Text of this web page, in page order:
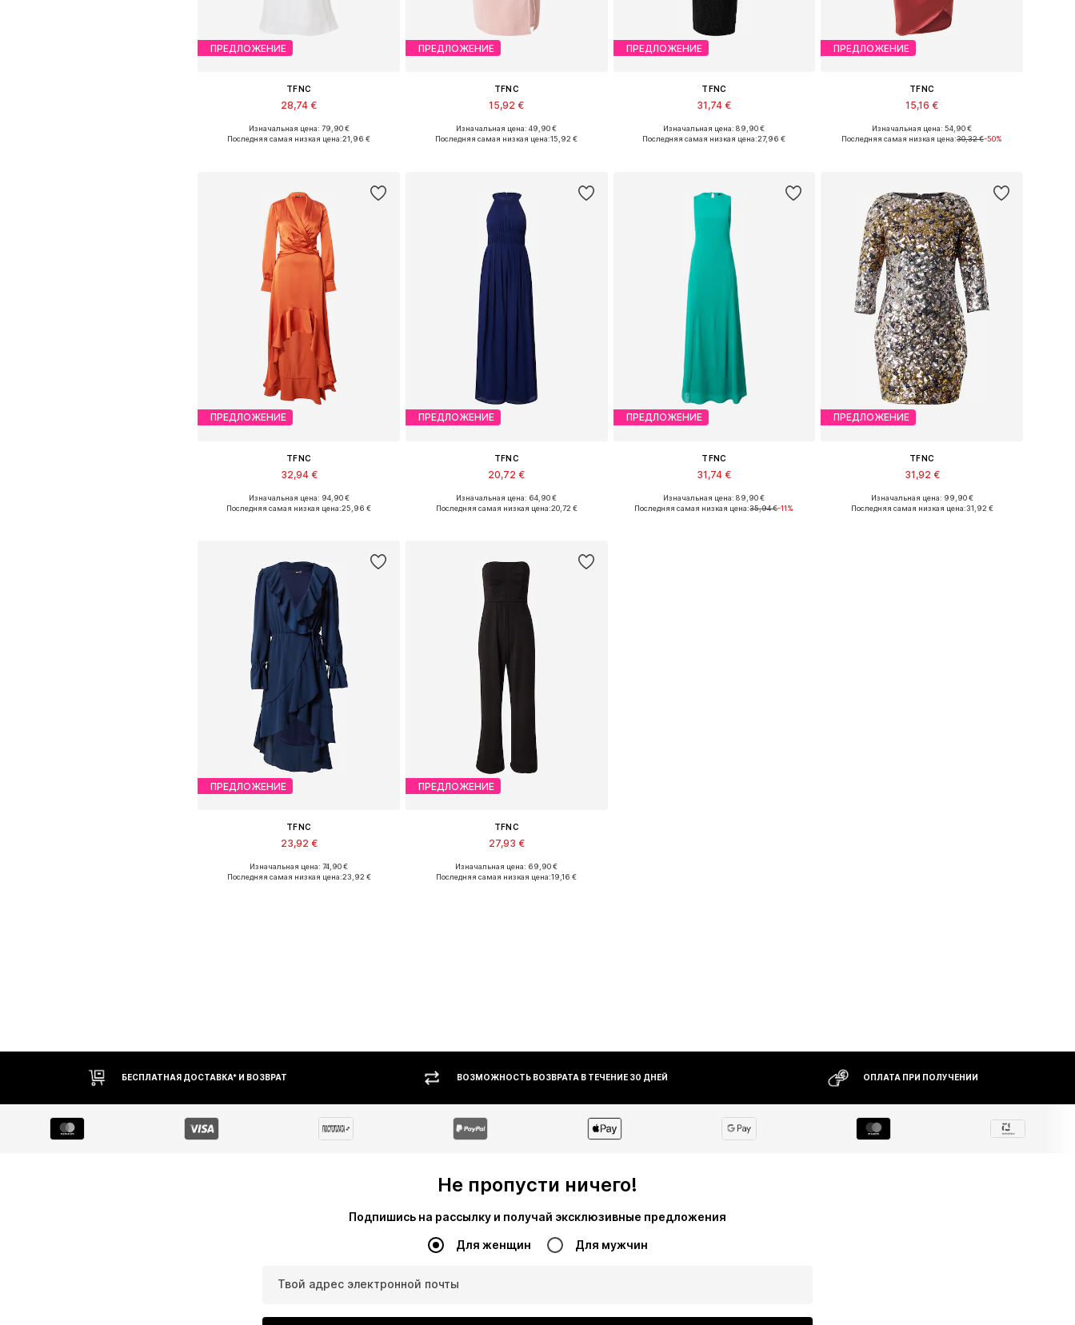
ПРЕДЛОЖЕНИЕ
TFNC
28,74 €
Доступные размеры: 36, 38
Изначальная цена: 79,90 €
Последняя самая низкая цена:21,96 €
ПРЕДЛОЖЕНИЕ
TFNC
15,92 €
Доступные размеры: 38, 40
Изначальная цена: 49,90 €
Последняя самая низкая цена:15,92 €
ПРЕДЛОЖЕНИЕ
TFNC
31,74 €
Доступные размеры: 34, 36
Изначальная цена: 89,90 €
Последняя самая низкая цена:27,96 €
ПРЕДЛОЖЕНИЕ
TFNC
15,16 €
Доступные размеры: 34
Изначальная цена: 54,90 €
Последняя самая низкая цена:30,32 €-50%
ПРЕДЛОЖЕНИЕ
TFNC
32,94 €
Доступные размеры: 36
Изначальная цена: 94,90 €
Последняя самая низкая цена:25,96 €
ПРЕДЛОЖЕНИЕ
TFNC
20,72 €
Доступные размеры: XS
Изначальная цена: 64,90 €
Последняя самая низкая цена:20,72 €
ПРЕДЛОЖЕНИЕ
TFNC
31,74 €
Доступные размеры: 34
Изначальная цена: 89,90 €
Последняя самая низкая цена:35,94 €-11%
ПРЕДЛОЖЕНИЕ
TFNC
31,92 €
Доступные размеры: 36
Изначальная цена: 99,90 €
Последняя самая низкая цена:31,92 €
ПРЕДЛОЖЕНИЕ
TFNC
23,92 €
Доступные размеры: 34
Изначальная цена: 74,90 €
Последняя самая низкая цена:23,92 €
ПРЕДЛОЖЕНИЕ
TFNC
27,93 €
Доступные размеры: XS, S, M, L
Изначальная цена: 69,90 €
Последняя самая низкая цена:19,16 €
БЕСПЛАТНАЯ ДОСТАВКА* И ВОЗВРАТ ВОЗМОЖНОСТЬ ВОЗВРАТА В ТЕЧЕНИЕ 30 ДНЕЙ ОПЛАТА ПРИ ПОЛУЧЕНИИ
Не пропусти ничего!
Подпишись на рассылку и получай эксклюзивные предложения
Для женщин Для мужчин
Твой адрес электронной почты